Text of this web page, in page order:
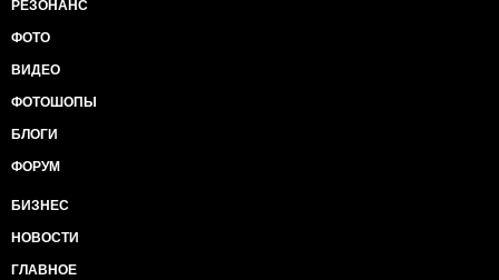
РЕЗОНАНС
ФОТО
ВИДЕО
ФОТОШОПЫ
БЛОГИ
ФОРУМ
БИЗНЕС
НОВОСТИ
ГЛАВНОЕ